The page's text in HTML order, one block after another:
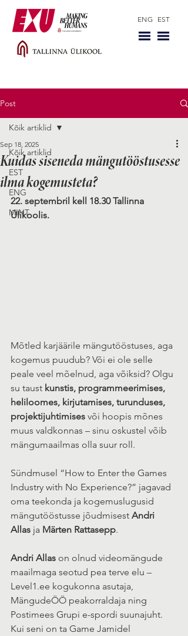
ENG EST
Post
Kõik artiklid
EST
ENG
MINT
Kõik artiklid
Kuidas siseneda mängutööstusesse
ilma kogemusteta?
Sep 18, 2025
22. septembril kell 18.30 Tallinna
Ülikoolis.
Mõtled karjäärile mängutööstuses, aga
kogemus puudub? Või ei ole selle
peale veel mõelnud, aga võiksid? Olgu
su taust kunstis, programmeerimises,
heliloomes, kirjutamises, turunduses,
projektijuhtimises või hoopis mõnes
muus valdkonnas – sinu oskustel võib
mängumaailmas olla suur roll.
Sündmusel “How to Enter the Games
Industry with No Experience?” jagavad
oma teekonda ja kogemuslugusid
mängutööstusse jõudmisest Andri
Allas ja Märten Rattasepp.
Andri Allas on olnud videomängude
maailmaga seotud pea terve elu –
Level1.ee kogukonna asutaja,
MängudeÖÖ peakorraldaja ning
Postimees Grupi e-spordi suunajuht.
Kui seni on ta Game Jamidel